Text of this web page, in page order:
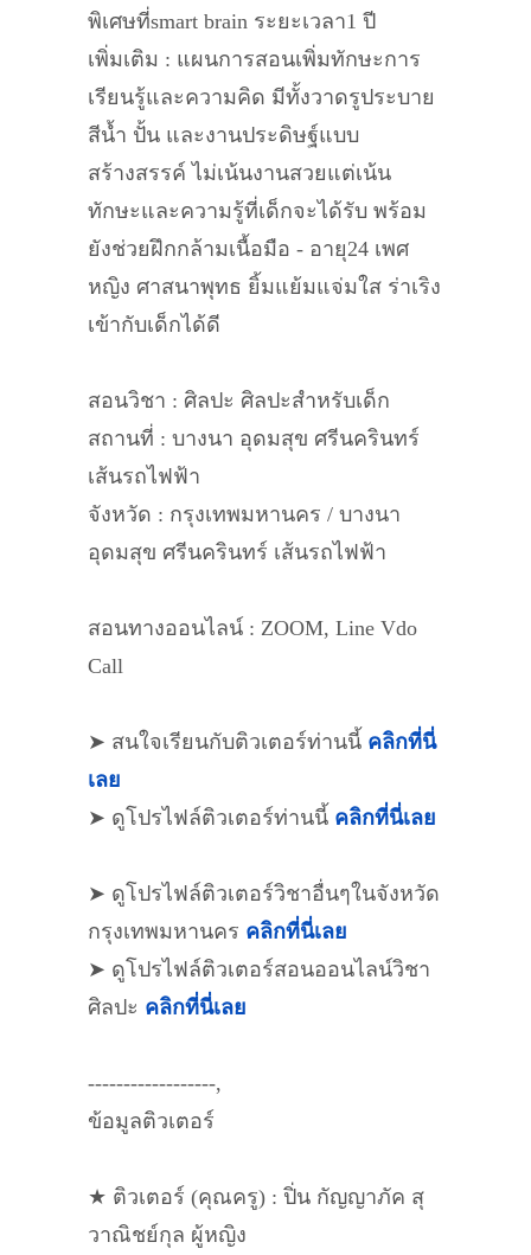
พิเศษที่smart brain ระยะเวลา1 ปี
เพิ่มเติม : แผนการสอนเพิ่มทักษะการ
เรียนรู้และความคิด มีทั้งวาดรูประบาย
สีน้ำ ปั้น และงานประดิษฐ์แบบ
สร้างสรรค์ ไม่เน้นงานสวยแต่เน้น
ทักษะและความรู้ที่เด็กจะได้รับ พร้อม
ยังช่วยฝึกกล้ามเนื้อมือ - อายุ24 เพศ
หญิง ศาสนาพุทธ ยิ้มแย้มแจ่มใส ร่าเริง
เข้ากับเด็กได้ดี
สอนวิชา : ศิลปะ ศิลปะสำหรับเด็ก
สถานที่ : บางนา อุดมสุข ศรีนครินทร์
เส้นรถไฟฟ้า
จังหวัด : กรุงเทพมหานคร / บางนา
อุดมสุข ศรีนครินทร์ เส้นรถไฟฟ้า
สอนทางออนไลน์ : ZOOM, Line Vdo
Call
➤ สนใจเรียนกับติวเตอร์ท่านนี้ คลิกที่นี่
เลย
➤ ดูโปรไฟล์ติวเตอร์ท่านนี้ คลิกที่นี่เลย
➤ ดูโปรไฟล์ติวเตอร์วิชาอื่นๆในจังหวัด
กรุงเทพมหานคร คลิกที่นี่เลย
➤ ดูโปรไฟล์ติวเตอร์สอนออนไลน์วิชา
ศิลปะ คลิกที่นี่เลย
------------------,
ข้อมูลติวเตอร์
★ ติวเตอร์ (คุณครู) : ปิ่น กัญญาภัค สุ
วาณิชย์กุล ผู้หญิง